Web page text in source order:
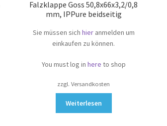
Falzklappe Goss 50,8x66x3,2/0,8
mm, IPPure beidseitig
Sie müssen sich hieranmelden um
einkaufen zu können.
You must log in here to shop
zzgl. Versandkosten
Weiterlesen